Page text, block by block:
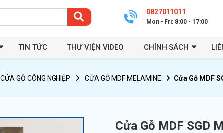
0827011011
Mon - Fri: 8:00 - 17:00
TIN TỨC THƯ VIỆN VIDEO CHÍNH SÁCH
CỬA GỖ CÔNG NGHIỆP CỬA GỖ MDF MELAMINE Cửa Gỗ MDF
Cửa Gỗ MDF SGD